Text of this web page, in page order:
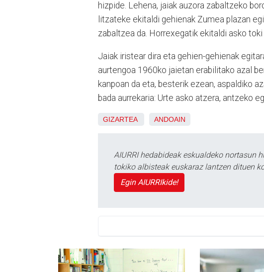
hizpide. Lehena, jaiak auzora zabaltzeko
litzateke ekitaldi gehienak Zumea plazan
zabaltzea da. Horrexegatik ekitaldi asko
Jaiak iristear dira eta gehien-gehienak
aurtengoa 1960ko jaietan erabilitako azal
kanpoan da eta, besterik ezean, aspaldiko
bada aurrekaria: Urte asko atzera, antzeko
GIZARTEA ANDOAIN
AIURRI hedabideak eskualdeko nortasun
tokiko albisteak euskaraz lantzen dituen
Egin AIURRIkide!